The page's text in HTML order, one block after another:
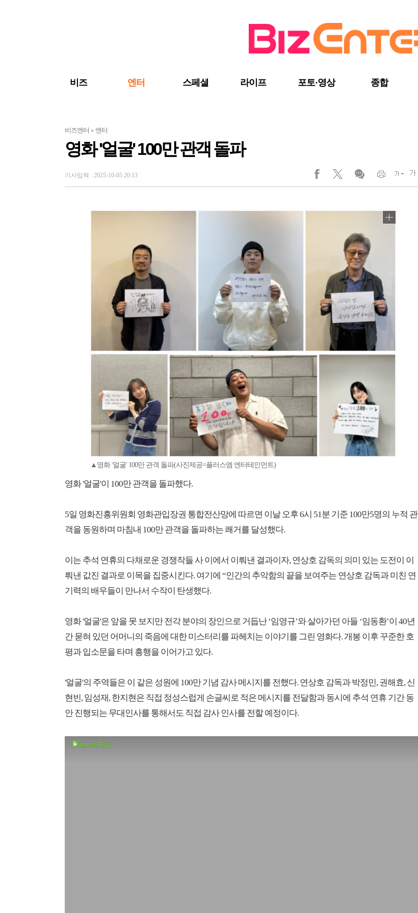
비즈 엔터 스페셜 라이프 포토·영상 종합
비즈엔터 > 엔터
영화 '얼굴' 100만 관객 돌파
기사입력 : 2025-10-05 20:13
▲영화 '얼굴' 100만 관객 돌파(사진제공=플러스엠 엔터테인먼트)
영화 '얼굴'이 100만 관객을 돌파했다.
5일 영화진흥위원회 영화관입장권 통합전산망에 따르면 이날 오후 6시 51분 기준 100만5명의 누적 관
객을 동원하며 마침내 100만 관객을 돌파하는 쾌거를 달성했다.
이는 추석 연휴의 다채로운 경쟁작들 사 이에서 이뤄낸 결과이자, 연상호 감독의 의미 있는 도전이 이
뤄낸 값진 결과로 이목을 집중시킨다. 여기에 “인간의 추악함의 끝을 보여주는 연상호 감독과 미친 연
기력의 배우들이 만나서 수작이 탄생했다.
영화 '​얼굴'​은 앞을 못 보지만 전각 분야의 장인으로 거듭난 ‘임영규’와 살아가던 아들 ‘임동환’이 40년
간 묻혀 있던 어머니의 죽음에 대한 미스터리를 파헤치는 이야기를 그린 영화다. 개봉 이후 꾸준한 호
평과 입소문을 타며 흥행을 이어가고 있다.
'얼굴'​의 주역들은 이 같은 성원에 100만 기념 감사 메시지를 전했다. 연상호 감독과 박정민, 권해효, 신
현빈, 임성재, 한지현은 직접 정성스럽게 손글씨로 적은 메시지를 전달함과 동시에 추석 연휴 기간 동
안 진행되는 무대인사를 통해서도 직접 감사 인사를 전할 예정이다.